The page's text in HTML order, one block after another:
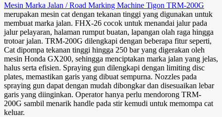
Mesin Marka Jalan / Road Marking Machine Tigon TRM-200G
merupakan mesin cat dengan tekanan tinggi yang digunakan untuk
membuat marka jalan. FHX-26 cocok untuk menandai jalur pada
jalur pelayaran, halaman rumput buatan, lapangan olah raga hingga
trotoar jalan. TRM-200G dilengkapi dengan beberapa fitur seperti,
Cat dipompa tekanan tinggi hingga 250 bar yang digerakan oleh
mesin Honda GX200, sehingga menciptakan marka jalan yang jelas,
halus serta efisien. Spraying gun dilengkapi dengan limiting disc
plates, memastikan garis yang dibuat sempurna. Nozzles pada
spraying gun dapat dengan mudah dibongkar dan disesuaikan lebar
garis yang diinginkan. Operator hanya perlu mendorong TRM-
200G sambil menarik handle pada stir kemudi untuk memompa cat
keluar.